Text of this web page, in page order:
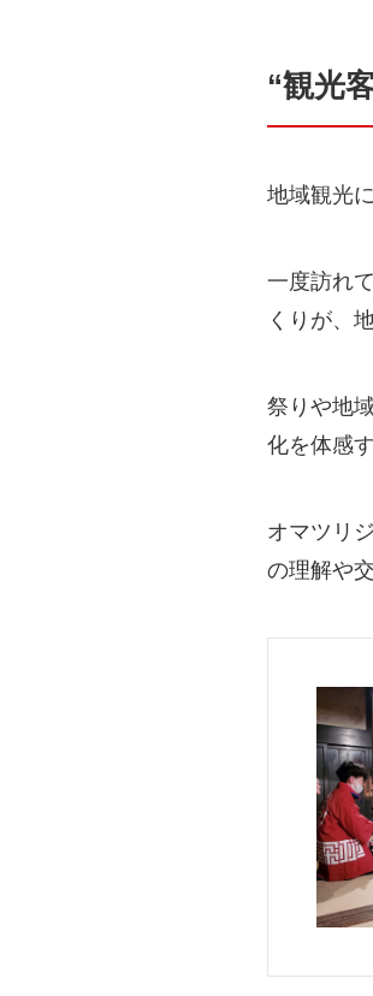
“観光
地域観光
一度訪れ
くりが、
祭りや地
化を体感
オマツリ
の理解や